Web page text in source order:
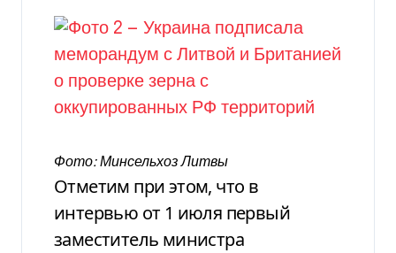
Фото: Минсельхоз Литвы
Отметим при этом, что в
интервью от 1 июля первый
заместитель министра